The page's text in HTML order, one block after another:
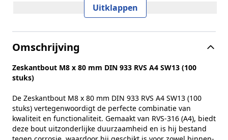
Kopvorm
Alternatieve norm
ISO 4017
Maat (e)
14,38 mm
Kophoogte (k)
5,3 mm
Uitklappen
Omschrijving
Zeskantbout M8 x 80 mm DIN 933 RVS A4 SW13 (100
stuks)
De Zeskantbout M8 x 80 mm DIN 933 RVS A4 SW13 (100
stuks) vertegenwoordigt de perfecte combinatie van
kwaliteit en functionaliteit. Gemaakt van RVS-316 (A4), biedt
deze bout uitzonderlijke duurzaamheid en is hij bestand